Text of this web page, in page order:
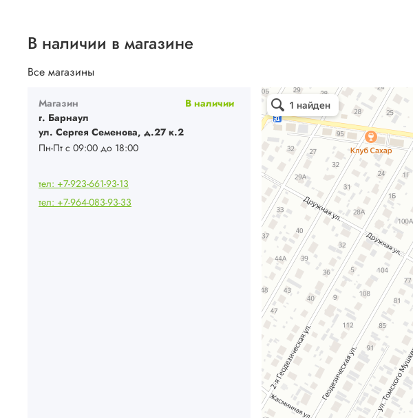
В наличии в магазине
Все магазины
Магазин
В наличии
г. Барнаул
ул. Сергея Семенова, д.27 к.2
Пн-Пт с 09:00 до 18:00
тел: +7-923-661-93-13
тел: +7-964-083-93-33
Ваш Климат
Кондиционеры в Барнауле
Системы вентиляции в Барнауле